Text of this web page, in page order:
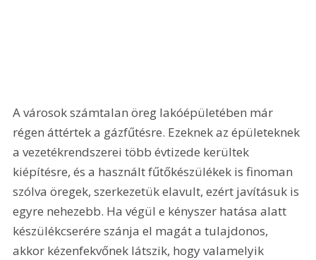
A városok számtalan öreg lakóépületében már
régen áttértek a gázfűtésre. Ezeknek az épületeknek
a vezetékrendszerei több évtizede kerültek
kiépítésre, és a használt fűtőkészülékek is finoman
szólva öregek, szerkezetük elavult, ezért javításuk is
egyre nehezebb. Ha végül e kényszer hatása alatt
készülékcserére szánja el magát a tulajdonos,
akkor kézenfekvőnek látszik, hogy valamelyik